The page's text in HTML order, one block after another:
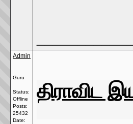
Admin
Guru
Status:
Offline
Posts:
25432
Date:
திராவிட